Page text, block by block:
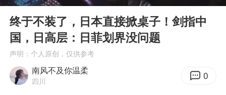
浙江省发出今年第2号指挥长令
生产也能“拼单”了
Play
终于不装了，日本直接掀桌子！剑指中
国，日高层：日菲划界没问题
声明：个人原创，仅供参考
南风不及你温柔
四川 0